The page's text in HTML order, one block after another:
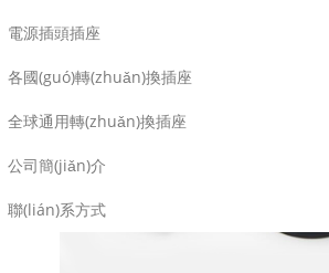
電源插頭插座
各國(guó)轉(zhuǎn)換插座
全球通用轉(zhuǎn)換插座
公司簡(jiǎn)介
聯(lián)系方式